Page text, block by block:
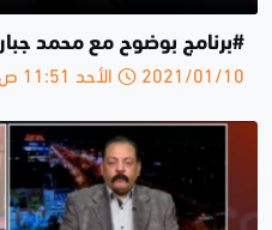
#برنامج بوضوح مع محمد جبار20 2 2019
2021/01/10 الأحد 11:51 ص